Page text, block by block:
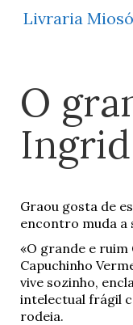
Livraria
O
Graou gosta de
encontro muda a
«O grande e ruim
Capuchinho
vive sozinho,
intelectual frágil
rodeia.